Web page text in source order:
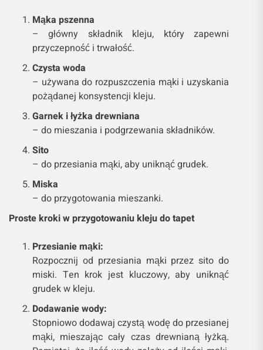
Mąka pszenna
– główny składnik kleju, który zapewni
przyczepność i trwałość.
Czysta woda
– używana do rozpuszczenia mąki i uzyskania
pożądanej konsystencji kleju.
Garnek i łyżka drewniana
– do mieszania i podgrzewania składników.
Sito
– do przesiania mąki, aby uniknąć grudek.
Miska
– do przygotowania mieszanki.
Proste kroki w przygotowaniu kleju do tapet
Przesianie mąki:
Rozpocznij od przesiania mąki przez sito do
miski. Ten krok jest kluczowy, aby uniknąć
grudek w kleju.
Dodawanie wody:
Stopniowo dodawaj czystą wodę do przesianej
mąki, mieszając cały czas drewnianą łyżką.